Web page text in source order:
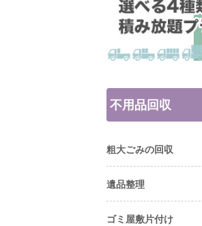
不用品回収
粗大ごみの回収
遺品整理
ゴミ屋敷片付け